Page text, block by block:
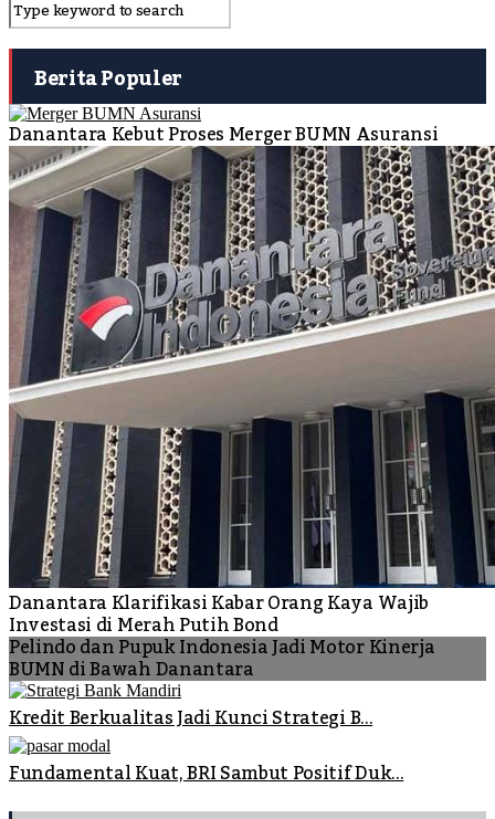
Berita Populer
Danantara Kebut Proses Merger BUMN Asuransi
Danantara Klarifikasi Kabar Orang Kaya Wajib
Investasi di Merah Putih Bond
Pelindo dan Pupuk Indonesia Jadi Motor Kinerja
BUMN di Bawah Danantara
Kredit Berkualitas Jadi Kunci Strategi B...
Fundamental Kuat, BRI Sambut Positif Duk...